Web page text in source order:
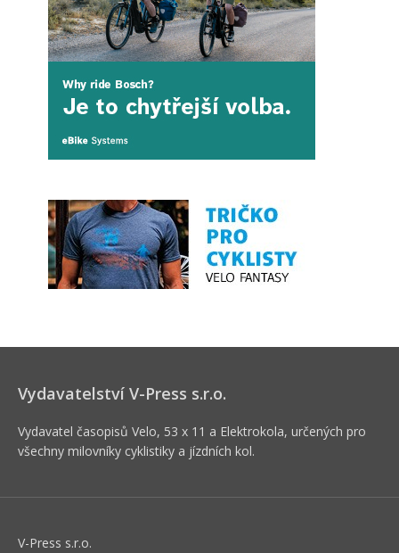
Vydavatelství V-Press s.r.o.
Vydavatel časopisů Velo, 53 x 11 a Elektrokola, určených pro
všechny milovníky cyklistiky a jízdních kol.
V-Press s.r.o.